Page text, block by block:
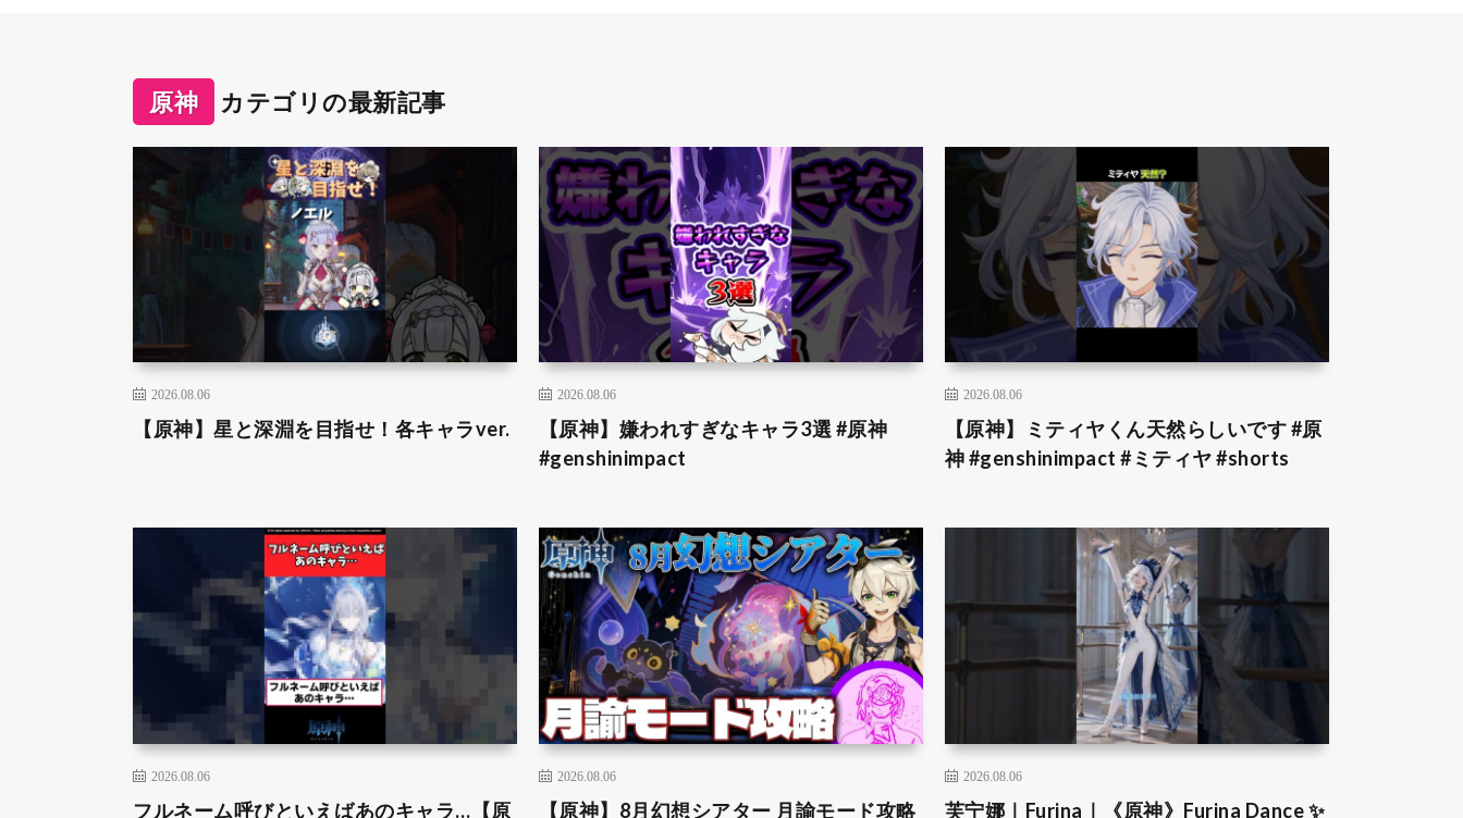
原神 カテゴリの最新記事
2026.08.06
【原神】星と深淵を目指せ！各キャラver.
2026.08.06
【原神】嫌われすぎなキャラ3選 #原神
#genshinimpact
2026.08.06
【原神】ミティヤくん天然らしいです #原
神 #genshinimpact #ミティヤ #shorts
2026.08.06
フルネーム呼びといえばあのキャラ…【原
2026.08.06
【原神】8月幻想シアター 月諭モード攻略
2026.08.06
芙宁娜｜Furina｜《原神》Furina Dance ✨